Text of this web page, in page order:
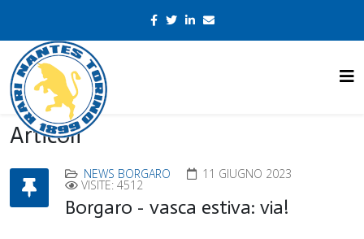
Articoli
NEWS BORGARO 11 GIUGNO 2023
VISITE: 4512
Borgaro - vasca estiva: via!